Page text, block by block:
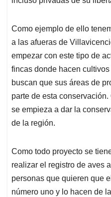
Como ejemplo de ello
a las afueras de
empezar con este tipo de
fincas donde hacen
buscan que sus áreas de
parte de esta
se empieza a dar la
de la región.
Como todo proyecto se
realizar el registro de aves
personas que quieren que
número uno y lo hacen de